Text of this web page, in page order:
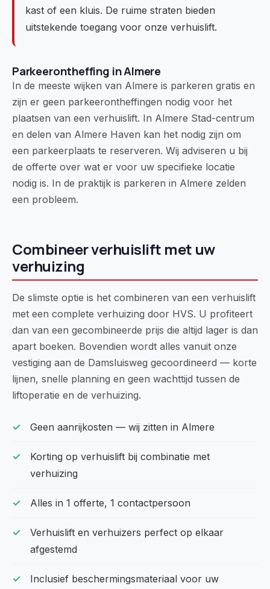
kast of een kluis. De ruime straten bieden
uitstekende toegang voor onze verhuislift.
Parkeerontheffing in Almere
In de meeste wijken van Almere is parkeren gratis en
zijn er geen parkeerontheffingen nodig voor het
plaatsen van een verhuislift. In Almere Stad-centrum
en delen van Almere Haven kan het nodig zijn om
een parkeerplaats te reserveren. Wij adviseren u bij
de offerte over wat er voor uw specifieke locatie
nodig is. In de praktijk is parkeren in Almere zelden
een probleem.
Combineer verhuislift met uw
verhuizing
De slimste optie is het combineren van een verhuislift
met een complete verhuizing door HVS. U profiteert
dan van een gecombineerde prijs die altijd lager is dan
apart boeken. Bovendien wordt alles vanuit onze
vestiging aan de Damsluisweg gecoordineerd — korte
lijnen, snelle planning en geen wachttijd tussen de
liftoperatie en de verhuizing.
Geen aanrijkosten — wij zitten in Almere
Korting op verhuislift bij combinatie met
verhuizing
Alles in 1 offerte, 1 contactpersoon
Verhuislift en verhuizers perfect op elkaar
afgestemd
Inclusief beschermingsmateriaal voor uw